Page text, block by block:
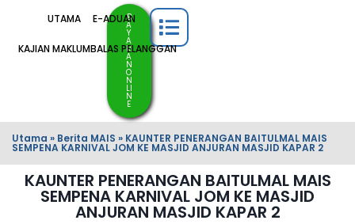
UTAMA E-ADUAN
KAJIAN MAKLUMBALAS PELANGGAN
B
A
Y
A
R
A
N
O
N
LI
N
E
Utama » Berita MAIS » KAUNTER PENERANGAN BAITULMAL MAIS
SEMPENA KARNIVAL JOM KE MASJID ANJURAN MASJID KAPAR 2
KAUNTER PENERANGAN BAITULMAL MAIS
SEMPENA KARNIVAL JOM KE MASJID
ANJURAN MASJID KAPAR 2